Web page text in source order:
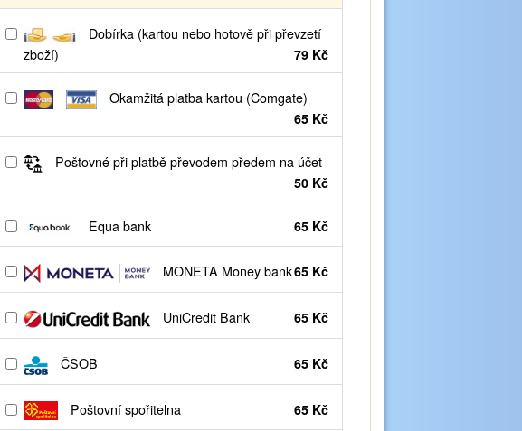
Dobírka (kartou nebo hotově při převzetí
zboží)
79 Kč
Okamžitá platba kartou (Comgate)
65 Kč
Poštovné při platbě převodem předem na účet
50 Kč
Equa bank 65 Kč
MONETA Money bank65 Kč
UniCredit Bank 65 Kč
ČSOB 65 Kč
Poštovní spořitelna 65 Kč